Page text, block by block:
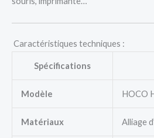
Caractéristiques techniques :
Spécifications
Modèle HOCO
Matériaux Alliage